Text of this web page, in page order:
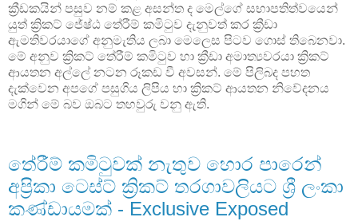
ක්‍රීඩකයින් පසුව නම් කළ අසන්ත ද මෙල්ගේ සභාපතිත්වයෙන්
යුත් ක්‍රිකට් ජේෂ්ඨ තේරීම් කමිටුව දැනුවත් කර ක්‍රීඩා
ඇමතිවරයාගේ අනුමැතිය ලබා මෙලෙස පිටව ගොස් තිබෙනවා.
මේ අනුව ක්‍රිකට් තේරීම් කමිටුව හා ක්‍රීඩා අමාත්‍යවරයා ක්‍රිකට්
ආයතන අල්ලේ නටන රූකඩ වී අවසන්. මේ පිලිබද පහත
දැක්වෙන අපගේ පසුගිය ලිපිය හා ක්‍රිකට් ආයතන නිවේදනය
මගින් මේ බව ඔබට තහවුරු වනු ඇති.
තේරීම් කමිටුවක් නැතුව හොර පාරෙන්
අප්‍රිකා ටෙස්ට් ක්‍රිකට් තරගාවලියට ශ්‍රී ලංකා
කණ්ඩායමක් - Exclusive Exposed